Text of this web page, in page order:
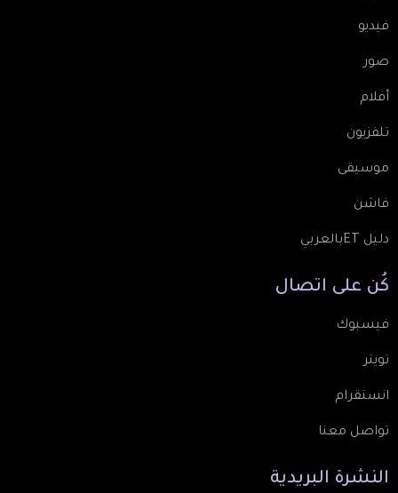
فيديو
صور
أفلام
تلفزيون
موسيقى
فاشن
دليل ETبالعربي
كُن على اتصال
فيسبوك
تويتر
انستقرام
تواصل معنا
النشرة البريدية